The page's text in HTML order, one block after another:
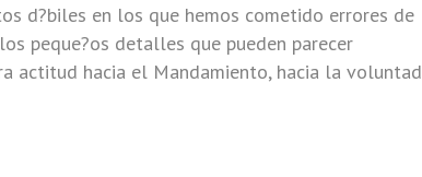
d?biles en los que hemos cometido errores de
peque?os detalles que pueden parecer
actitud hacia el Mandamiento, hacia la voluntad